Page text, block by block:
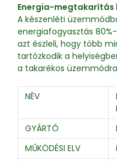
Energia-megtakarítás
A készenléti
energiafogyasztás
azt észleli, hogy több
tartózkodik a
a takarékos
NÉV
GYÁRTÓ
MŰKÖDÉSI ELV